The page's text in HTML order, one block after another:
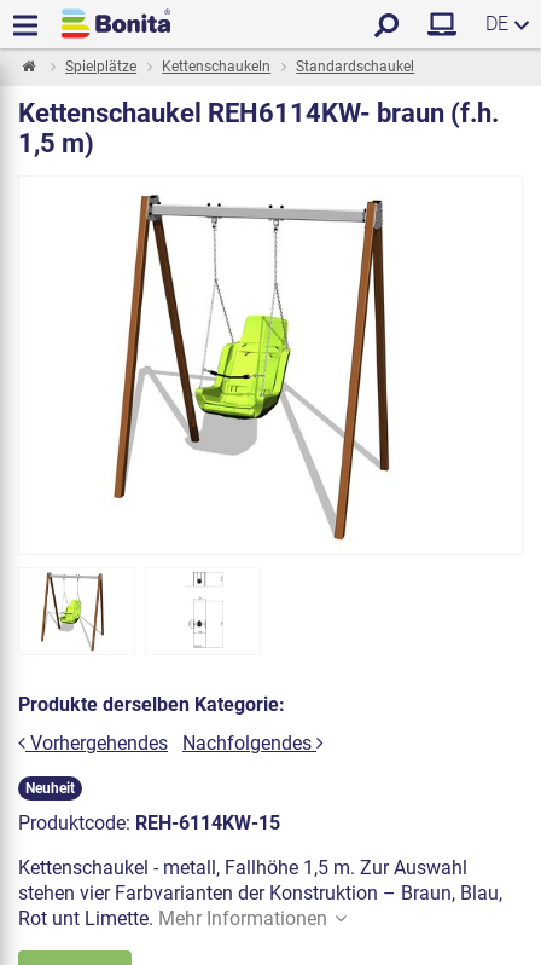
DE
Spielplätze Kettenschaukeln Standardschaukel
Kettenschaukel REH6114KW- braun (f.h.
1,5 m)
Produkte derselben Kategorie:
Vorhergehendes
Nachfolgendes
Neuheit
Produktcode: REH-6114KW-15
Kettenschaukel - metall, Fallhöhe 1,5 m. Zur Auswahl
stehen vier Farbvarianten der Konstruktion – Braun, Blau,
Rot unt Limette. Mehr Informationen